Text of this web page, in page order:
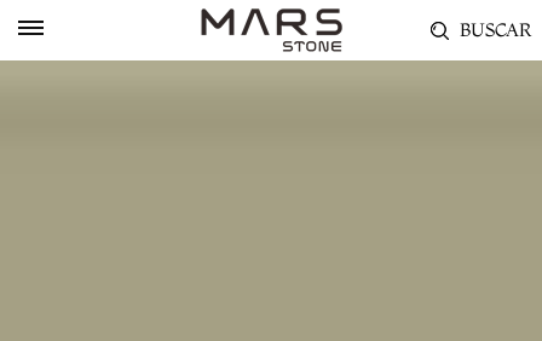
BUSCAR